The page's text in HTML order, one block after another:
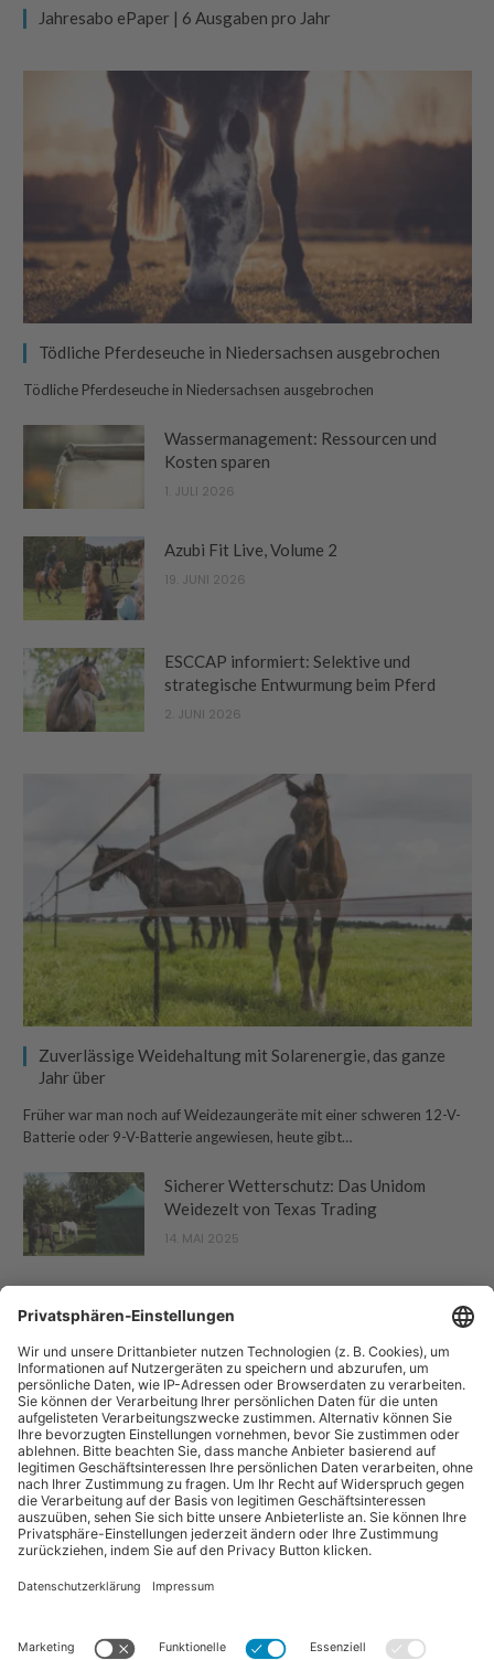
Jahresabo ePaper | 6 Ausgaben pro Jahr
Tödliche Pferdeseuche in Niedersachsen ausgebrochen
Tödliche Pferdeseuche in Niedersachsen ausgebrochen
Wassermanagement: Ressourcen und
Kosten sparen
1. JULI 2026
Azubi Fit Live, Volume 2
19. JUNI 2026
ESCCAP informiert: Selektive und
strategische Entwurmung beim Pferd
2. JUNI 2026
Zuverlässige Weidehaltung mit Solarenergie, das ganze
Jahr über
Früher war man noch auf Weidezaungeräte mit einer schweren 12-V-
Batterie oder 9-V-Batterie angewiesen, heute gibt…
Sicherer Wetterschutz: Das Unidom
Weidezelt von Texas Trading
14. MAI 2025
“Pferdebetrieb” ist eine Publikation der Sparte "Tier-Zeitschriften" der
Arbeitskreis Pferd
Vertrag widerrufen